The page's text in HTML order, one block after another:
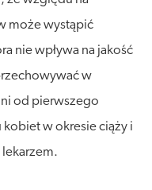
może wystąpić
nie wpływa na jakość
w
od pierwszego
w okresie ciąży i